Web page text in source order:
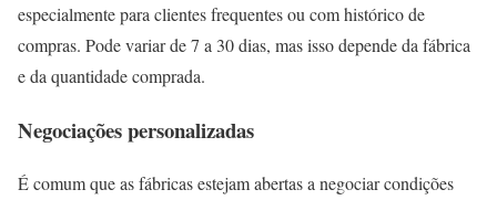
especialmente para clientes frequentes ou com histórico de
compras. Pode variar de 7 a 30 dias, mas isso depende da fábrica
e da quantidade comprada.
Negociações personalizadas
É comum que as fábricas estejam abertas a negociar condições